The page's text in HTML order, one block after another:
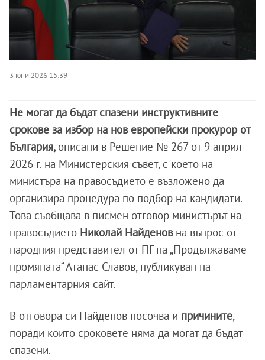
3 юни 2026 15:39
Не могат да бъдат спазени инструктивните
срокове за избор на нов европейски прокурор от
България, описани в Решение № 267 от 9 април
2026 г. на Министерския съвет, с което на
министъра на правосъдието е възложено да
организира процедура по подбор на кандидати.
Това съобщава в писмен отговор министърът на
правосъдието Николай Найденов на въпрос от
народния представител от ПГ на „Продължаваме
промяната“ Атанас Славов, публикуван на
парламентарния сайт.
В отговора си Найденов посочва и причините,
поради които сроковете няма да могат да бъдат
спазени.